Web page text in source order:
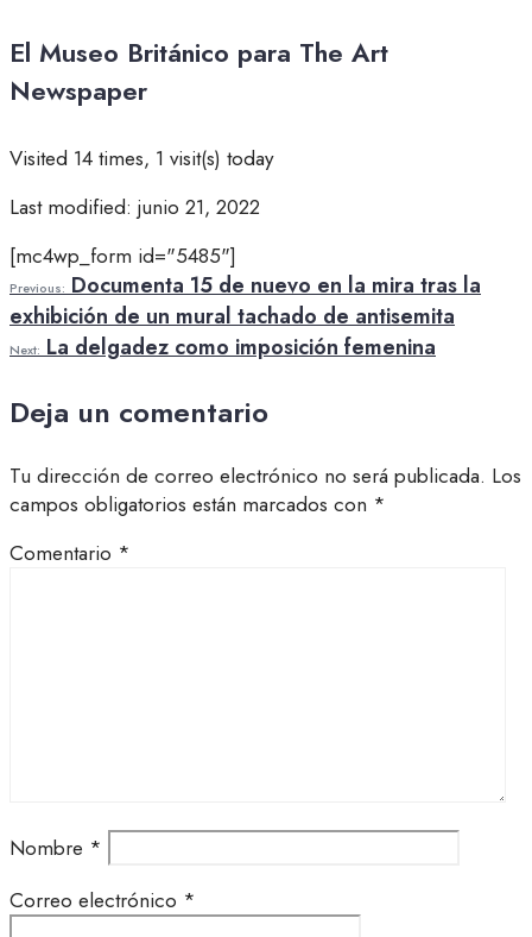
El Museo Británico para The Art
Newspaper
Visited 14 times, 1 visit(s) today
Last modified: junio 21, 2022
[mc4wp_form id="5485"]
Previous: Documenta 15 de nuevo en la mira tras la
exhibición de un mural tachado de antisemita
Next: La delgadez como imposición femenina
Deja un comentario
Tu dirección de correo electrónico no será publicada. Los
campos obligatorios están marcados con *
Comentario *
Nombre *
Correo electrónico *